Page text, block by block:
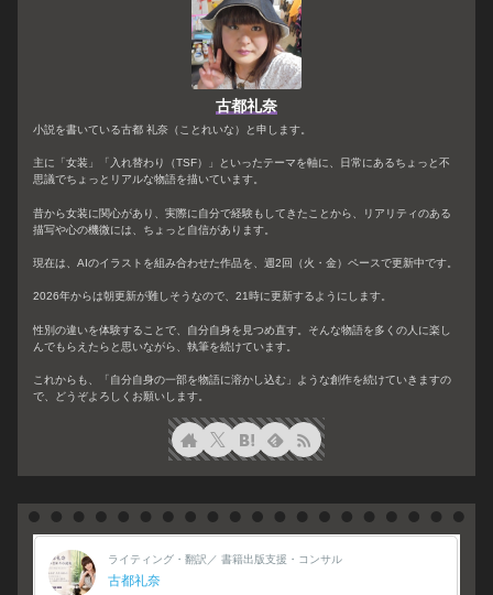
古都礼奈
小説を書いている古都 礼奈（ことれいな）と申します。
主に「女装」「入れ替わり（TSF）」といったテーマを軸に、日常にあるちょっと不
思議でちょっとリアルな物語を描いています。
昔から女装に関心があり、実際に自分で経験もしてきたことから、リアリティのある
描写や心の機微には、ちょっと自信があります。
現在は、AIのイラストを組み合わせた作品を、週2回（火・金）ペースで更新中です。
2026年からは朝更新が難しそうなので、21時に更新するようにします。
性別の違いを体験することで、自分自身を見つめ直す。そんな物語を多くの人に楽し
んでもらえたらと思いながら、執筆を続けています。
これからも、「自分自身の一部を物語に溶かし込む」ような創作を続けていきますの
で、どうぞよろしくお願いします。